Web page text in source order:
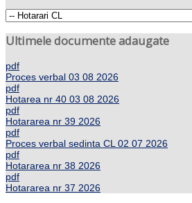
Ultimele documente adaugate
pdf
Proces verbal 03 08 2026
pdf
Hotarea nr 40 03 08 2026
pdf
Hotararea nr 39 2026
pdf
Proces verbal sedinta CL 02 07 2026
pdf
Hotararea nr 38 2026
pdf
Hotararea nr 37 2026